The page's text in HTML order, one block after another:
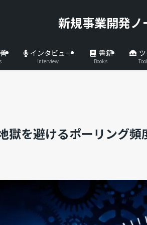
新規事業開発ノ
インタビュー
Interview
書籍
Books
獄を避けるポーリング頻